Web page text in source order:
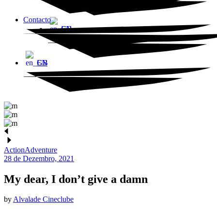
EN
Contacto
EN
ActionAdventure
28 de Dezembro, 2021
My dear, I don’t give a damn
byAlvalade Cineclube